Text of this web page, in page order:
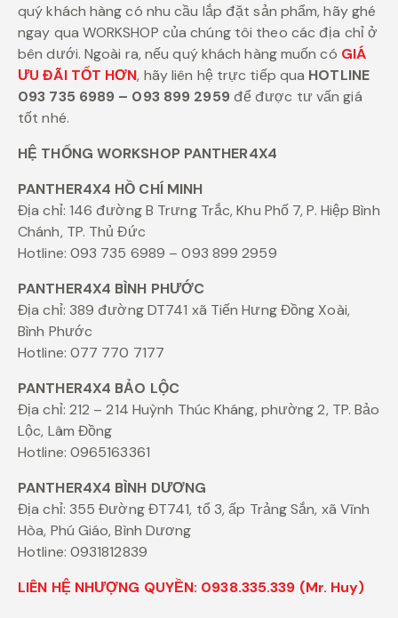
quý khách hàng có nhu cầu lắp đặt sản phẩm, hãy ghé
ngay qua WORKSHOP của chúng tôi theo các địa chỉ ở
bên dưới. Ngoài ra, nếu quý khách hàng muốn có GIÁ
ƯU ĐÃI TỐT HƠN, hãy liên hệ trực tiếp qua HOTLINE
093 735 6989 – 093 899 2959để được tư vấn giá
tốt nhé.
HỆ THỐNG WORKSHOP PANTHER4X4
PANTHER4X4 HỒ CHÍ MINH
Địa chỉ: 146 đường B Trưng Trắc, Khu Phố 7, P. Hiệp Bình
Chánh, TP. Thủ Đức
Hotline: 093 735 6989 – 093 899 2959
PANTHER4X4 BÌNH PHƯỚC
Địa chỉ: 389 đường DT741 xã Tiến Hưng Đồng Xoài,
Bình Phước
Hotline: 077 770 7177
PANTHER4X4 BẢO LỘC
Địa chỉ: 212 – 214 Huỳnh Thúc Kháng, phường 2, TP. Bảo
Lộc, Lâm Đồng
Hotline: 0965163361
PANTHER4X4 BÌNH DƯƠNG
Địa chỉ: 355 Đường ĐT741, tổ 3, ấp Trảng Sắn, xã Vĩnh
Hòa, Phú Giáo, Bình Dương
Hotline: 0931812839
LIÊN HỆ NHƯỢNG QUYỀN: 0938.335.339 (Mr. Huy)